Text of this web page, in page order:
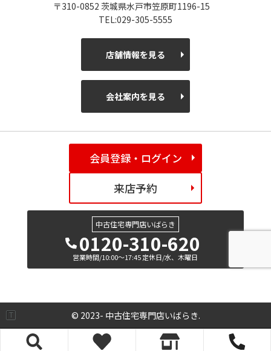
〒310-0852 茨城県水戸市笠原町1196-15
TEL:029-305-5555
店舗情報を見る
会社案内を見る
会員登録・ログイン
来店予約
中古住宅専門店いばらき
0120-310-620
営業時間/10:00～17:45 定休日/水、木曜日
© 2023- 中古住宅専門店いばらき.